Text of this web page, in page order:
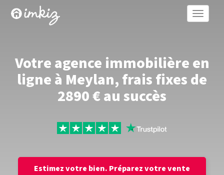
Toggle
Votre agence immobilière en
ligne à Meylan, frais fixes de
2890 € au succès
Estimez votre bien. Préparez votre vente